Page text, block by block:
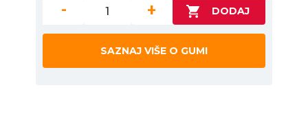
- +
SAZNAJ VIŠE O GUMI